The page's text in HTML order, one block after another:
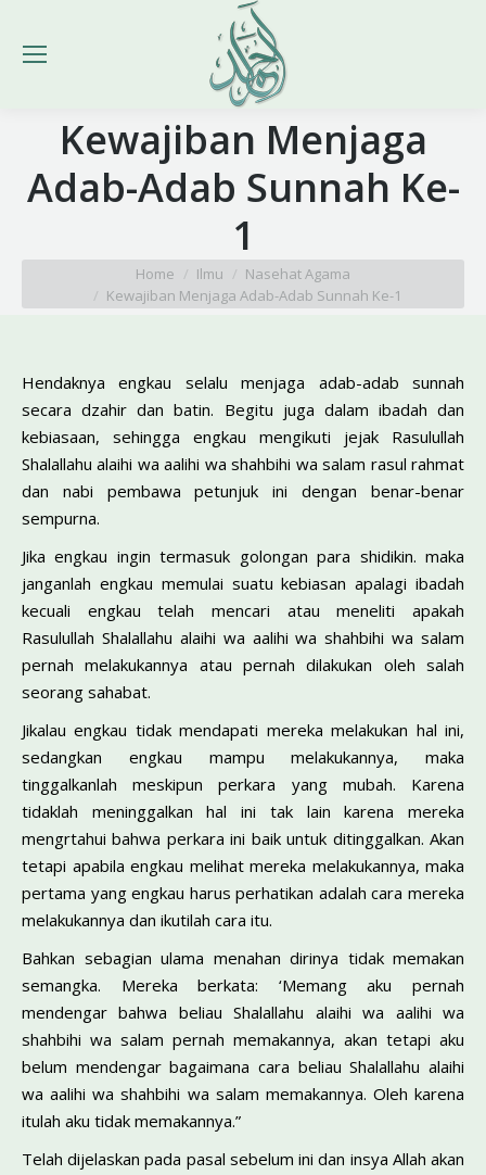
Kewajiban Menjaga
Adab-Adab Sunnah Ke-
1
Home Ilmu
Nasehat Agama
Kewajiban Menjaga Adab-Adab Sunnah Ke-1
Hendaknya engkau selalu menjaga adab-adab sunnah
secara dzahir dan batin. Begitu juga dalam ibadah dan
kebiasaan, sehingga engkau mengikuti jejak Rasulullah
Shalallahu alaihi wa aalihi wa shahbihi wa salam rasul rahmat
dan nabi pembawa petunjuk ini dengan benar-benar
sempurna.
Jika engkau ingin termasuk golongan para shidikin. maka
janganlah engkau memulai suatu kebiasan apalagi ibadah
kecuali engkau telah mencari atau meneliti apakah
Rasulullah Shalallahu alaihi wa aalihi wa shahbihi wa salam
pernah melakukannya atau pernah dilakukan oleh salah
seorang sahabat.
Jikalau engkau tidak mendapati mereka melakukan hal ini,
sedangkan engkau mampu melakukannya, maka
tinggalkanlah meskipun perkara yang mubah. Karena
tidaklah meninggalkan hal ini tak lain karena mereka
mengrtahui bahwa perkara ini baik untuk ditinggalkan. Akan
tetapi apabila engkau melihat mereka melakukannya, maka
pertama yang engkau harus perhatikan adalah cara mereka
melakukannya dan ikutilah cara itu.
Bahkan sebagian ulama menahan dirinya tidak memakan
semangka. Mereka berkata: ‘Memang aku pernah
mendengar bahwa beliau Shalallahu alaihi wa aalihi wa
shahbihi wa salam pernah memakannya, akan tetapi aku
belum mendengar bagaimana cara beliau Shalallahu alaihi
wa aalihi wa shahbihi wa salam memakannya. Oleh karena
itulah aku tidak memakannya.”
Telah dijelaskan pada pasal sebelum ini dan insya Allah akan